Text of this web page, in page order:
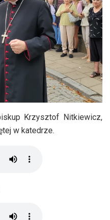
Krzysztof Nitkiewicz,
w katedrze.